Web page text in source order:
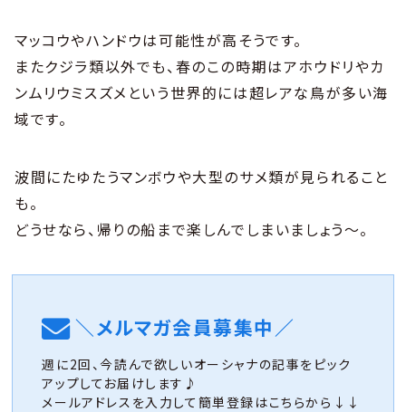
マッコウやハンドウは可能性が高そうです。
またクジラ類以外でも、春のこの時期はアホウドリやカ
ンムリウミスズメという世界的には超レアな鳥が多い海
域です。
波間にたゆたうマンボウや大型のサメ類が見られること
も。
どうせなら、帰りの船まで楽しんでしまいましょう～。
＼メルマガ会員募集中／
週に2回、今読んで欲しいオーシャナの記事をピック
アップしてお届けします♪
メールアドレスを入力して簡単登録はこちらから↓↓